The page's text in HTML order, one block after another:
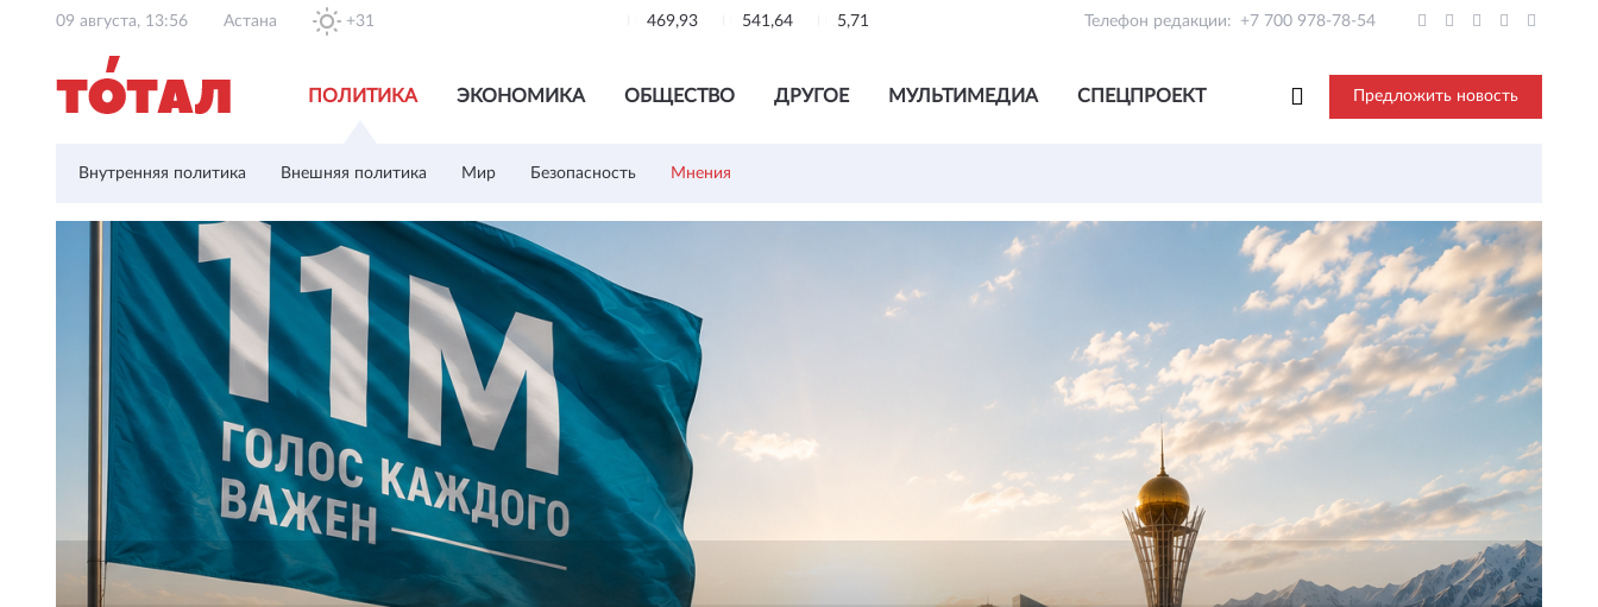
09 августа, 13:56 Астана +31 469,93 541,64 5,71 Телефон редакции: +7 700 978-78-54
ПОЛИТИКА ЭКОНОМИКА ОБЩЕСТВО ДРУГОЕ МУЛЬТИМЕДИА СПЕЦПРОЕКТ Предложить новость
Внутренняя политика Внешняя политика Мир Безопасность Мнения